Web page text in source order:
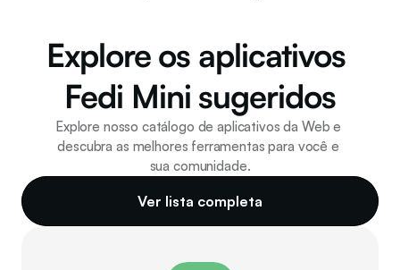
Explore os aplicativos
Fedi Mini sugeridos
Explore nosso catálogo de aplicativos da Web e
descubra as melhores ferramentas para você e
sua comunidade.
Ver lista completa